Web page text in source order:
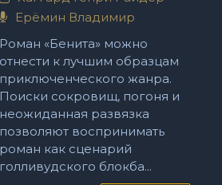
Ерёмин Владимир
Роман «Бенита» можно
отнести к лучшим образцам
приключенческого жанра.
Поиски сокровищ, погоня и
неожиданная развязка
позволяют воспринимать
роман как сценарий
голливудского блокба...